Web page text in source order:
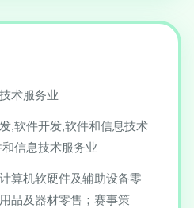
术服务业
,软件开发,软件和信息技术
信息技术服务业
算机软硬件及辅助设备零
品及器材零售；赛事策